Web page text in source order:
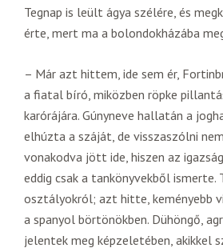
Tegnap is leült ágya szélére, és
érte, mert ma a bolondokházába
– Már azt hittem, ide sem ér,
a fiatal bíró, miközben röpke
karórájára. Gúnyneve hallatán a
elhúzta a száját, de visszaszólni
vonakodva jött ide, hiszen az
eddig csak a tankönyvekből
osztályokról; azt hitte, keményebb
a spanyol börtönökben. Dühöngő,
jelentek meg képzeletében, akikkel